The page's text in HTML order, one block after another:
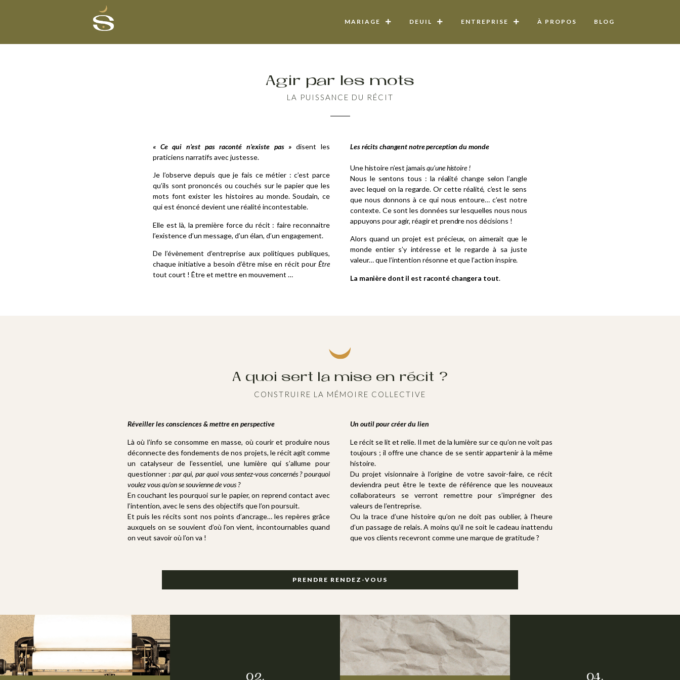
MARIAGE DEUIL ENTREPRISE À PROPOS BLOG
Agir par les mots
LA PUISSANCE DU RÉCIT
« Ce qui n’est pas raconté n’existe pas » disent les
praticiens narratifs avec justesse.
Je l’observe depuis que je fais ce métier : c’est parce
qu’ils sont prononcés ou couchés sur le papier que les
mots font exister les histoires au monde. Soudain, ce
qui est énoncé devient une réalité incontestable.
Elle est là, la première force du récit : faire reconnaitre
l’existence d’un message, d’un élan, d’un engagement.
De l’évènement d’entreprise aux politiques publiques,
chaque initiative a besoin d’être mise en récit pour Être
tout court ! Être et mettre en mouvement …
Les récits changent notre perception du monde
Une histoire n’est jamaisqu’une histoire !
Nous le sentons tous : la réalité change selon l’angle
avec lequel on la regarde. Or cette réalité, c’est le sens
que nous donnons à ce qui nous entoure… c’est notre
contexte. Ce sont les données sur lesquelles nous nous
appuyons pour agir, réagir et prendre nos décisions !
Alors quand un projet est précieux, on aimerait que le
monde entier s’y intéresse et le regarde à sa juste
valeur… que l’intention résonne et que l’action inspire.
La manière dont il est raconté changera tout.
A quoi sert la mise en récit ?
CONSTRUIRE LA MÉMOIRE COLLECTIVE
Réveiller les consciences & mettre en perspective
Là où l’info se consomme en masse, où courir et produire nous
déconnecte des fondements de nos projets, le récit agit comme
un catalyseur de l’essentiel, une lumière qui s’allume pour
questionner : par qui, par quoi vous sentez-vous concernés ?pourquoi
voulez vous qu’on se souvienne de vous ?
En couchant les pourquoi sur le papier, on reprend contact avec
l’intention, avecle sens des objectifs que l’on poursuit.
Et puis les récits sont nos points d’ancrage… les repères grâce
auxquels on se souvient d’où l’on vient, incontournables quand
on veut savoir où l’on va !
Un outil pour créer du lien
Le récit se lit et relie. Il met de la lumière sur ce qu’on ne voit pas
toujours ; il offre une chance de se sentir appartenir à la même
histoire.
Du projet visionnaire à l’origine de votre savoir-faire, ce récit
deviendra peut être le texte de référence que les nouveaux
collaborateurs se verront remettre pour s’imprégner des
valeurs de l’entreprise.
Ou la trace d’une histoire qu’on ne doit pas oublier, à l’heure
d’un passage de relais. A moins qu’il ne soit le cadeau inattendu
que vos clients recevront comme une marque de gratitude ?
PRENDRE RENDEZ-VOUS
02.
oreille attentive seront des clés précieuses
04.
ambitions. Un récit sincère et sensé qui révèle